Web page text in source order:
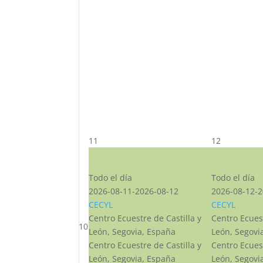
10
11
Todo el día
2026-08-11-2026-08-12
CECYL
Centro Ecuestre de Castilla y
León, Segovia, España
Centro Ecuestre de Castilla y
León, Segovia, España
12
Todo el día
2026-08-12-
CECYL
Centro
León,
Centro
León,